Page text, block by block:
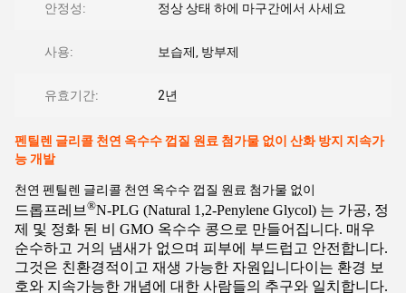
안정성: 정상 상태 하에 마구간에서 사세요
사용: 보습제, 방부제
유효기간: 2년
펜틸렌 글리콜 천연 옥수수 껍질 원료 첨가물 없이 산화 방지 지속가
능 개발
천연 펜틸렌 글리콜 천연 옥수수 껍질 원료 첨가물 없이
드롭프레브 ®N-PLG (Natural 1,2-Penylene Glycol) 는 가공, 정
제 및 정화 된 비 GMO 옥수수 콩으로 만들어집니다. 매우
순수하고 거의 냄새가 없으며 피부에 부드럽고 안전합니다.
그것은 친환경적이고 재생 가능한 자원입니다이는 환경 보
호와 지속가능한 개념에 대한 사람들의 추구와 일치합니다.